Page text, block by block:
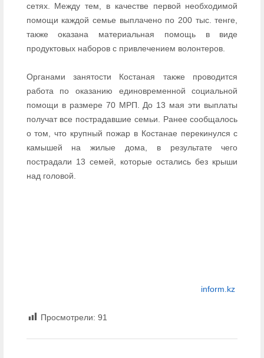
сетях. Между тем, в качестве первой необходимой
помощи каждой семье выплачено по 200 тыс. тенге,
также оказана материальная помощь в виде
продуктовых наборов с привлечением волонтеров.
Органами занятости Костаная также проводится
работа по оказанию единовременной социальной
помощи в размере 70 МРП. До 13 мая эти выплаты
получат все пострадавшие семьи. Ранее сообщалось
о том, что крупный пожар в Костанае перекинулся с
камышей на жилые дома, в результате чего
пострадали 13 семей, которые остались без крыши
над головой.
inform.kz
Просмотрели: 91